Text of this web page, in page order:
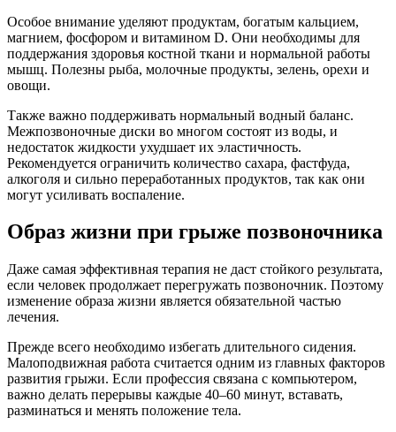
Особое внимание уделяют продуктам, богатым кальцием,
магнием, фосфором и витамином D. Они необходимы для
поддержания здоровья костной ткани и нормальной работы
мышц. Полезны рыба, молочные продукты, зелень, орехи и
овощи.
Также важно поддерживать нормальный водный баланс.
Межпозвоночные диски во многом состоят из воды, и
недостаток жидкости ухудшает их эластичность.
Рекомендуется ограничить количество сахара, фастфуда,
алкоголя и сильно переработанных продуктов, так как они
могут усиливать воспаление.
Образ жизни при грыже позвоночника
Даже самая эффективная терапия не даст стойкого результата,
если человек продолжает перегружать позвоночник. Поэтому
изменение образа жизни является обязательной частью
лечения.
Прежде всего необходимо избегать длительного сидения.
Малоподвижная работа считается одним из главных факторов
развития грыжи. Если профессия связана с компьютером,
важно делать перерывы каждые 40–60 минут, вставать,
разминаться и менять положение тела.